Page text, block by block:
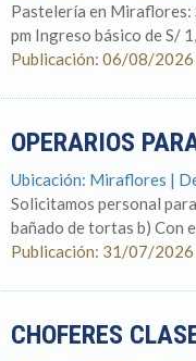
Pastelería en Miraflores:
pm Ingreso básico de S/
Publicación: 06/08/
OPERARIOS
Ubicación: Miraflores |
Solicitamos personal
bañado de tortas b) Con
Publicación: 31/07/
CHOFERES